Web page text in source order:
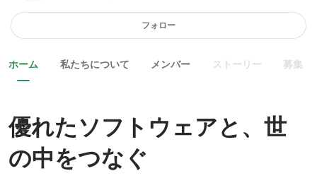
フォロー
ホーム 私たちについて メンバー ストーリー 募集
優れたソフトウェアと、世
の中をつなぐ